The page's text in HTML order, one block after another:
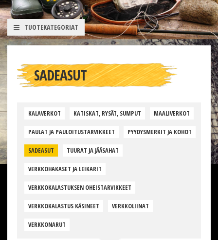
TUOTEKATEGORIAT
SADEASUT
KALAVERKOT KATISKAT, RYSÄT, SUMPUT MAALIVERKOT
PAULAT JA PAULOITUSTARVIKKEET PYYDYSMERKIT JA KOHOT
SADEASUT TUURAT JA JÄÄSAHAT
VERKKOHAKASET JA LEIKARIT
VERKKOKALASTUKSEN OHEISTARVIKKEET
VERKKOKALASTUS KÄSINEET VERKKOLIINAT
VERKKONARUT